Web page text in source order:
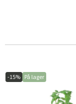
-15% På lager